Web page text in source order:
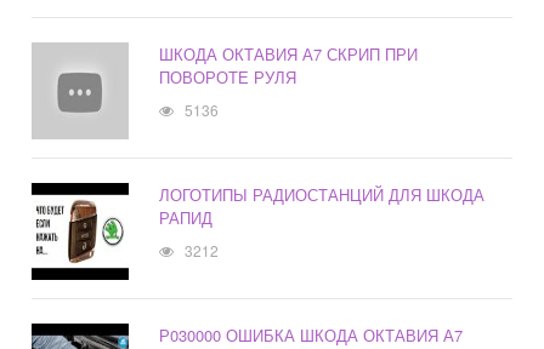
ШКОДА ОКТАВИЯ А7 СКРИП ПРИ
ПОВОРОТЕ РУЛЯ
5136
ЛОГОТИПЫ РАДИОСТАНЦИЙ ДЛЯ ШКОДА
РАПИД
3212
Р030000 ОШИБКА ШКОДА ОКТАВИЯ А7